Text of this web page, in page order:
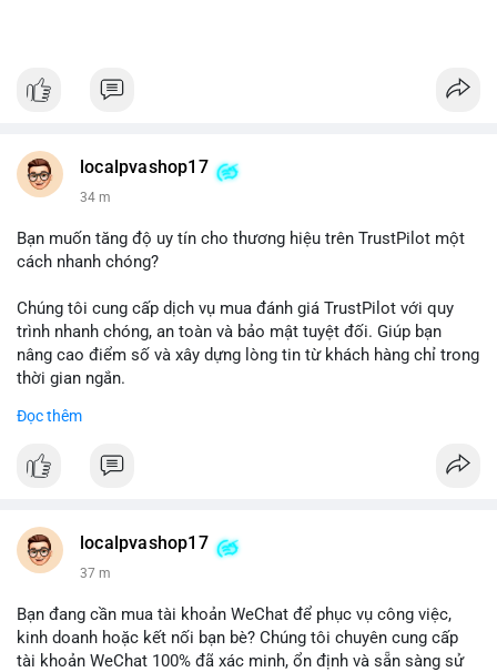
localpvashop17
34 m
Bạn muốn tăng độ uy tín cho thương hiệu trên TrustPilot một
cách nhanh chóng?
Chúng tôi cung cấp dịch vụ mua đánh giá TrustPilot với quy
trình nhanh chóng, an toàn và bảo mật tuyệt đối. Giúp bạn
nâng cao điểm số và xây dựng lòng tin từ khách hàng chỉ trong
thời gian ngắn.
Đặt hàng ngay hôm nay để nhận ưu đãi:
👉 Order tại: localpvashop
👉 Telegram: @localpvashop
👉 Email: localpvashop@gmail.com
Đừng bỏ lỡ cơ hội cải thiện danh tiếng trực tuyến của bạn một
cách hiệu quả!
Đọc thêm
localpvashop17
37 m
Bạn đang cần mua tài khoản WeChat để phục vụ công việc,
kinh doanh hoặc kết nối bạn bè? Chúng tôi chuyên cung cấp
tài khoản WeChat 100% đã xác minh, ổn định và sẵn sàng sử